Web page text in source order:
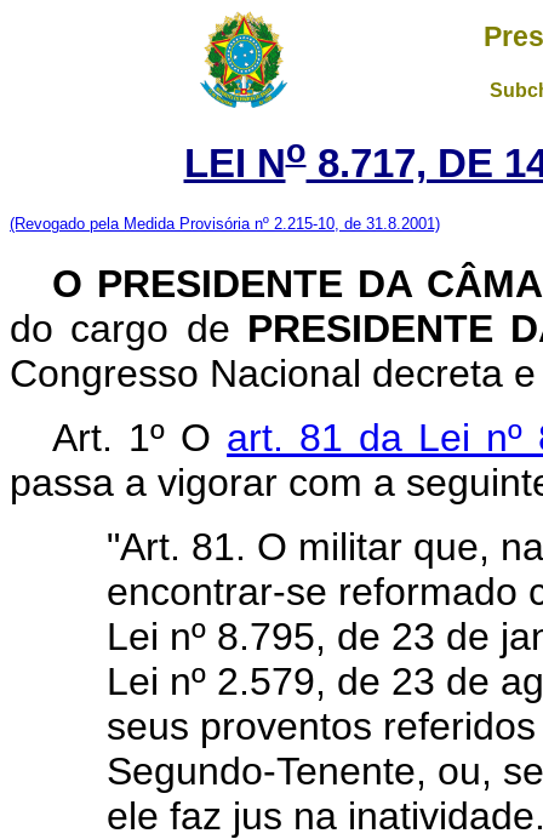
LEI No8.717, DE
(Revogado pela Medida Provisória nº 2.215-10, de 31.8.2001)
O PRESIDENTE DA
do cargo de PRESIDENTE
Congresso Nacional decreta
Art. 1º O art. 81 da Lei nº
passa a vigorar com a
"Art. 81. O militar que,
encontrar-se reformado
Lei nº 8.795, de 23 de
Lei nº 2.579, de 23 de
seus proventos
Segundo-Tenente, ou,
ele faz jus na